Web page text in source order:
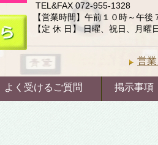
TEL&FAX 072-955-1328
【営業時間】午前１０時～午後
【定 休 日】 日曜、祝日、月曜
営
よく受けるご質問 掲示事項